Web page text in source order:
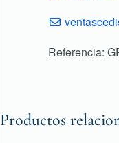
Referencia:
Productos